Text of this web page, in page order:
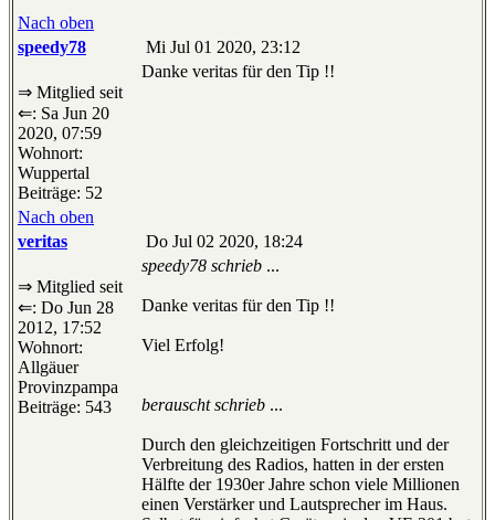
Nach oben
speedy78
Mi Jul 01 2020, 23:12
⇒ Mitglied seit
⇐: Sa Jun 20
2020, 07:59
Wohnort:
Wuppertal
Beiträge: 52
Danke veritas für den Tip !!
Nach oben
veritas
Do Jul 02 2020, 18:24
⇒ Mitglied seit
⇐: Do Jun 28
2012, 17:52
Wohnort:
Allgäuer
Provinzpampa
Beiträge: 543
speedy78 schrieb ...
Danke veritas für den Tip !!
Viel Erfolg!
berauscht schrieb ...
Durch den gleichzeitigen Fortschritt und der
Verbreitung des Radios, hatten in der ersten
Hälfte der 1930er Jahre schon viele Millionen
einen Verstärker und Lautsprecher im Haus.